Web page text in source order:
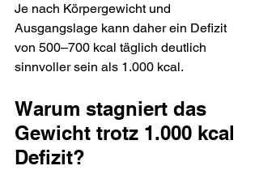
Je nach Körpergewicht und
Ausgangslage kann daher ein Defizit
von 500–700 kcal täglich deutlich
sinnvoller sein als 1.000 kcal.
Warum stagniert das
Gewicht trotz 1.000 kcal
Defizit?